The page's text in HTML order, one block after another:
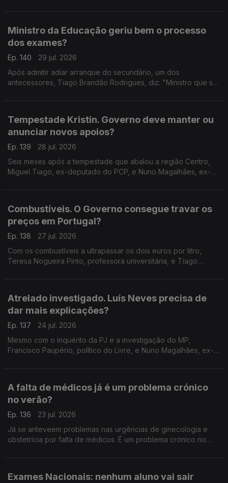
Ministro da Educação geriu bem o processo
dos exames?
Ep. 140
29 jul. 2026
Após admitir adiar arranque do secundário, um dos
antecessores, Tiago Brandão Rodrigues, diz: "Ministro que se
Tempestade Kristin. Governo deve manter ou
anunciar novos apoios?
Ep. 139
28 jul. 2026
Seis meses após a tempestade que abalou a região Centro,
Miguel Tiago, ex-deputado do PCP, e Nuno Magalhães, ex-
Combustíveis. O Governo consegue travar os
preços em Portugal?
Ep. 138
27 jul. 2026
Com os combustíveis a ultrapassar os dois euros por litro,
Teresa Nogueira Pinto, professora universitária, e Tiago
Atrelado investigado. Luís Neves precisa de
dar mais explicações?
Ep. 137
24 jul. 2026
Mesmo com o inquérito da PJ e a investigação do MP,
Francisco Paupério, político do Livre, e Nuno Magalhães, ex-
A falta de médicos já é um problema crónico
no verão?
Ep. 136
23 jul. 2026
Já se anteveem problemas nas urgências de ginecologia e
obstetrícia por falta de médicos. É um problema crónico no
Exames Nacionais: nenhum aluno vai sair